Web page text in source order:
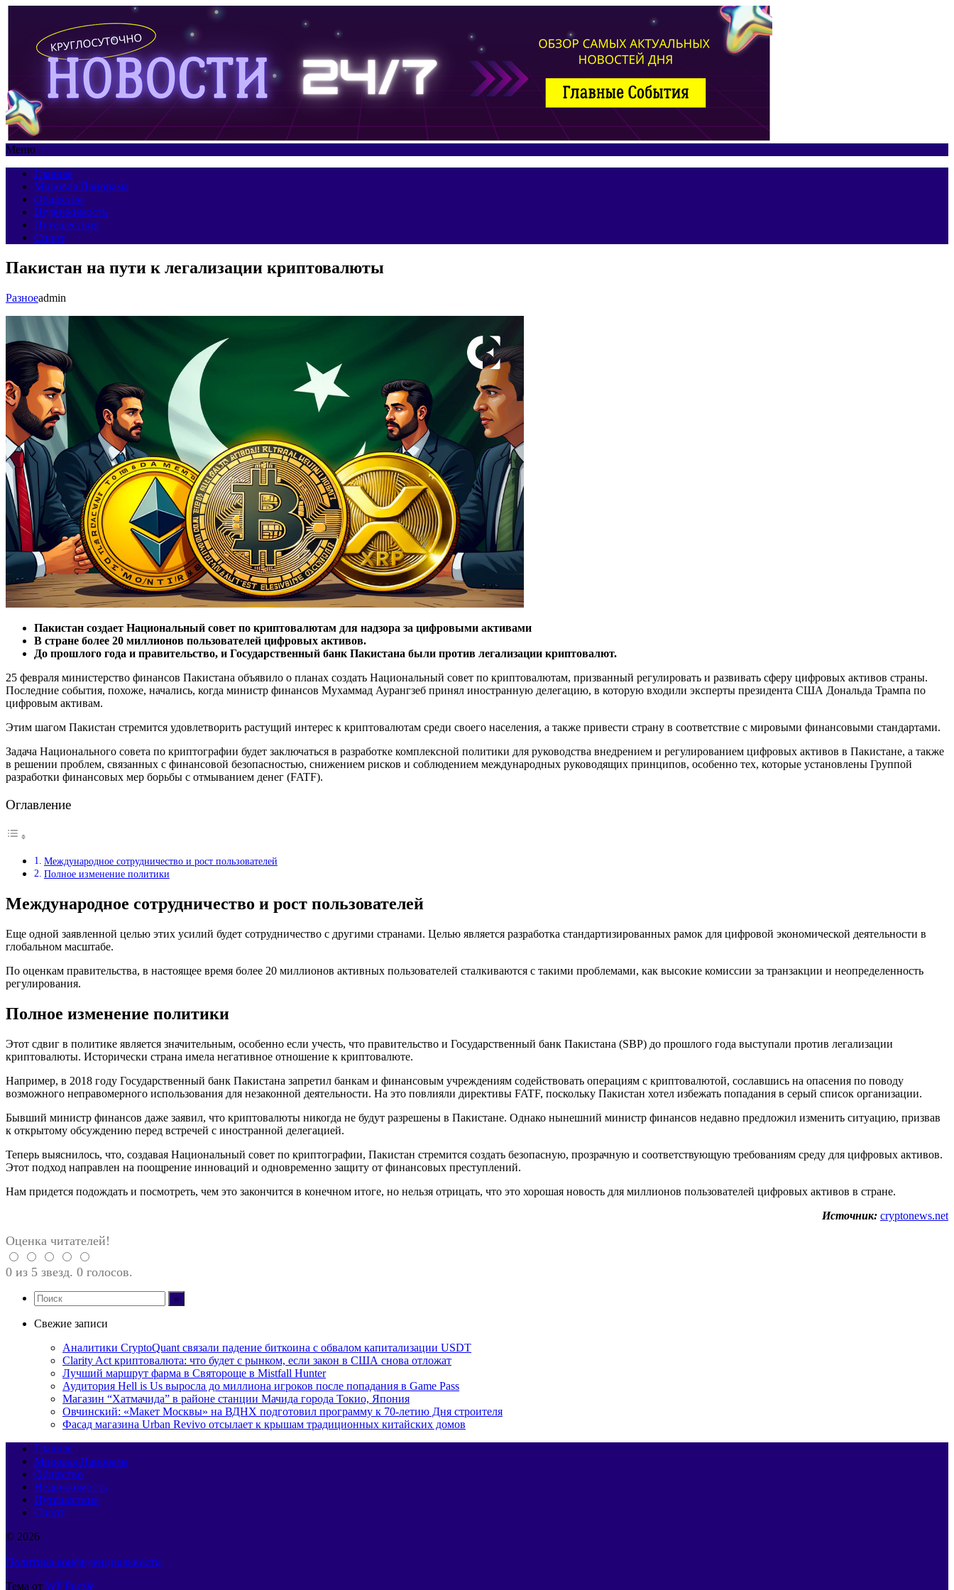
Меню
Главная
Мировая Панорама
Общество
Недвижимость
Путешествия
Спорт
Пакистан на пути к легализации криптовалюты
Разноеadmin
Пакистан создает Национальный совет по криптовалютам для надзора за цифровыми активами
В стране более 20 миллионов пользователей цифровых активов.
До прошлого года и правительство, и Государственный банк Пакистана были против легализации криптовалют.
25 февраля министерство финансов Пакистана объявило о планах создать Национальный совет по криптовалютам, призванный регулировать и развивать сферу цифровых активов страны.
Последние события, похоже, начались, когда министр финансов Мухаммад Аурангзеб принял иностранную делегацию, в которую входили эксперты президента США Дональда Трампа по
цифровым активам.
Этим шагом Пакистан стремится удовлетворить растущий интерес к криптовалютам среди своего населения, а также привести страну в соответствие с мировыми финансовыми стандартами.
Задача Национального совета по криптографии будет заключаться в разработке комплексной политики для руководства внедрением и регулированием цифровых активов в Пакистане, а также
в решении проблем, связанных с финансовой безопасностью, снижением рисков и соблюдением международных руководящих принципов, особенно тех, которые установлены Группой
разработки финансовых мер борьбы с отмыванием денег (FATF).
Оглавление
Международное сотрудничество и рост пользователей
Полное изменение политики
Международное сотрудничество и рост пользователей
Еще одной заявленной целью этих усилий будет сотрудничество с другими странами. Целью является разработка стандартизированных рамок для цифровой экономической деятельности в
глобальном масштабе.
По оценкам правительства, в настоящее время более 20 миллионов активных пользователей сталкиваются с такими проблемами, как высокие комиссии за транзакции и неопределенность
регулирования.
Полное изменение политики
Этот сдвиг в политике является значительным, особенно если учесть, что правительство и Государственный банк Пакистана (SBP) до прошлого года выступали против легализации
криптовалюты. Исторически страна имела негативное отношение к криптовалюте.
Например, в 2018 году Государственный банк Пакистана запретил банкам и финансовым учреждениям содействовать операциям с криптовалютой, сославшись на опасения по поводу
возможного неправомерного использования для незаконной деятельности. На это повлияли директивы FATF, поскольку Пакистан хотел избежать попадания в серый список организации.
Бывший министр финансов даже заявил, что криптовалюты никогда не будут разрешены в Пакистане. Однако нынешний министр финансов недавно предложил изменить ситуацию, призвав
к открытому обсуждению перед встречей с иностранной делегацией.
Теперь выяснилось, что, создавая Национальный совет по криптографии, Пакистан стремится создать безопасную, прозрачную и соответствующую требованиям среду для цифровых активов.
Этот подход направлен на поощрение инноваций и одновременно защиту от финансовых преступлений.
Нам придется подождать и посмотреть, чем это закончится в конечном итоге, но нельзя отрицать, что это хорошая новость для миллионов пользователей цифровых активов в стране.
Источник: cryptonews.net
Оценка читателей!
0 из 5 звезд. 0 голосов.
Свежие записи
Аналитики CryptoQuant связали падение биткоина с обвалом капитализации USDT
Clarity Act криптовалюта: что будет с рынком, если закон в США снова отложат
Лучший маршрут фарма в Святороще в Mistfall Hunter
Аудитория Hell is Us выросла до миллиона игроков после попадания в Game Pass
Магазин “Хатмачида” в районе станции Мачида города Токио, Япония
Овчинский: «Макет Москвы» на ВДНХ подготовил программу к 70-летию Дня строителя
Фасад магазина Urban Revivo отсылает к крышам традиционных китайских домов
Главная
Мировая Панорама
Общество
Недвижимость
Путешествия
Спорт
© 2026
Политика конфиденциальности
Тема от WP Puzzle